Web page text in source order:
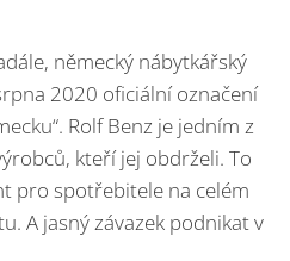
německý nábytkářský
2020 oficiální označení
Rolf Benz je jedním z
kteří jej obdrželi. To
pro spotřebitele na celém
A jasný závazek podnikat v